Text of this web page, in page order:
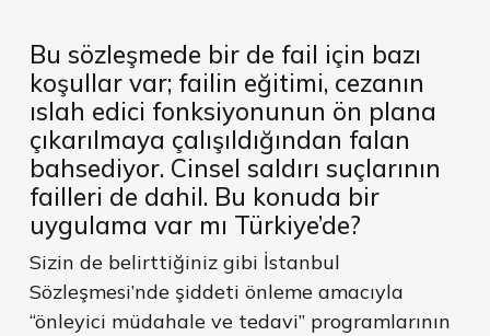
Bu sözleşmede bir de fail için bazı
koşullar var; failin eğitimi, cezanın
ıslah edici fonksiyonunun ön plana
çıkarılmaya çalışıldığından falan
bahsediyor. Cinsel saldırı suçlarının
failleri de dahil. Bu konuda bir
uygulama var mı Türkiye’de?
Sizin de belirttiğiniz gibi İstanbul
Sözleşmesi’nde şiddeti önleme amacıyla
“önleyici müdahale ve tedavi” programlarının